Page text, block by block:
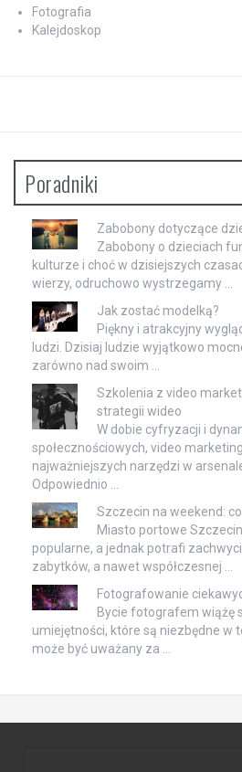
Fotografia
Kalejdoskop
Poradniki
Zabobony dotyczące
Zabobony o dzieciach
kulturze i choć w dzisiejszych
wierzy, odruchowo wystrzegamy …
Jak zostać modelką?
Piękny i atrakcyjny
ludzi. Dzisiaj ludzie wyjątkowo
zarówno nad swoim …
Szkolenia z video
strategii wideo
W dobie cyfryzacji i
społecznościowych, video
najważniejszych narzędzi w
Odpowiednio …
Szczecin na weekend:
Miasto portowe
popularne, a jednak potrafi
zabytków, a nawet współczesnej …
Fotografowanie
Bycie fotografem wiążę
umiejętności, które są niezbędne w
może być uważany za …